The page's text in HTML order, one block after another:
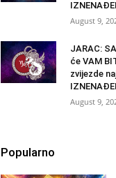
August 9,
JARAC:
će VAM
zvijezde
August 9,
Popularno